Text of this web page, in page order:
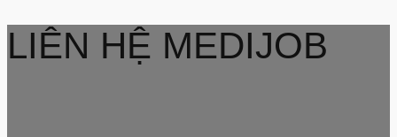
LIÊN HỆ MEDIJOB